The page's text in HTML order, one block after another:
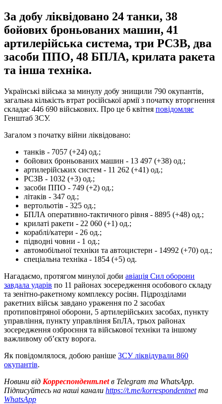
За добу ліквідовано 24 танки, 38
бойових броньованих машин, 41
артилерійська система, три РСЗВ, два
засоби ППО, 48 БПЛА, крилата ракета
та інша техніка.
Українські війська за минулу добу знищили 790 окупантів,
загальна кількість втрат російської армії з початку вторгнення
складає 446 690 військових. Про це 6 квітня повідомляє
Генштаб ЗСУ.
Загалом з початку війни ліквідовано:
танків - 7057 (+24) од.;
бойових броньованих машин - 13 497 (+38) од.;
артилерійських систем - 11 262 (+41) од.;
РСЗВ - 1032 (+3) од.;
засоби ППО - 749 (+2) од.;
літаків - 347 од.;
вертольотів - 325 од.;
БПЛА оперативно-тактичного рівня - 8895 (+48) од.;
крилаті ракети - 22 060 (+1) од.;
кораблі/катери - 26 од.;
підводні човни - 1 од.;
автомобільної техніки та автоцистерн - 14992 (+70) од.;
спеціальна техніка - 1854 (+5) од.
Нагадаємо, протягом минулої доби авіація Сил оборони
завдала ударів по 11 районах зосередження особового складу
та зенітно-ракетному комплексу росіян. Підрозділами
ракетних військ завдано ураження по 2 засобах
протиповітряної оборони, 5 артилерійських засобах, пункту
управління, пункту управління БпЛА, трьох районах
зосередження озброєння та військової техніки та іншому
важливому об’єкту ворога.
Як повідомлялося, добою раніше ЗСУ ліквідували 860
окупантів.
Новини від Корреспондент.netв Telegram та WhatsApp.
Підписуйтесь на наші канали https://t.me/korrespondentnetта
WhatsApp